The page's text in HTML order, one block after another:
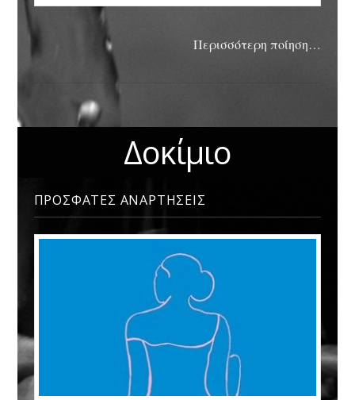
Περισσότερη ποίηση…
Δοκίμιο
ΠΡΟΣΦΑΤΕΣ ΑΝΑΡΤΗΣΕΙΣ